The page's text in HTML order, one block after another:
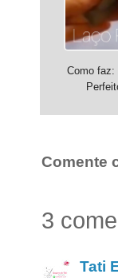
Como faz:
Comente
3
Tati